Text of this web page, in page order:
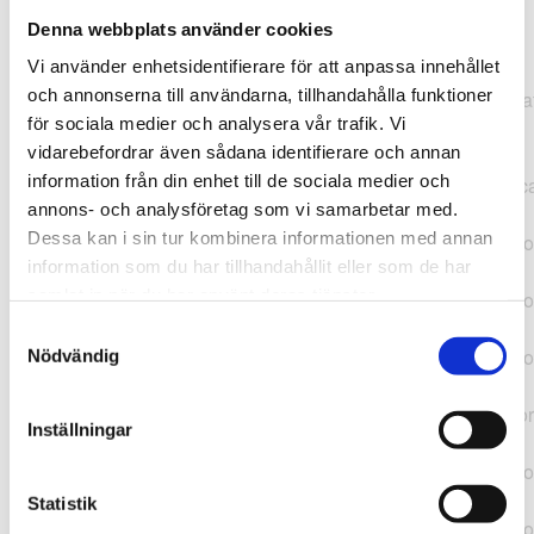
Denna webbplats använder cookies
Vi använder enhetsidentifierare för att anpassa innehållet
och annonserna till användarna, tillhandahålla funktioner
för sociala medier och analysera vår trafik. Vi
vidarebefordrar även sådana identifierare och annan
information från din enhet till de sociala medier och
annons- och analysföretag som vi samarbetar med.
Dessa kan i sin tur kombinera informationen med annan
information som du har tillhandahållit eller som de har
Nödvändig
Inställningar
Statistik
TypeError: "".concat(...).concat(...).replaceAll is not a
function at
https://webshop.pressbyran.se/_next/static/chunks/pages/
b1763451a2186f9e.js:1:11050 at Array.map
(<anonymous>) at K
(https://webshop.pressbyran.se/_next/static/chunks/pages/
b1763451a2186f9e.js:1:10836) at lk
(https://webshop.pressbyran.se/_next/static/chunks/
b241200379730ac0.js:1:129835) at i
(https://webshop.pressbyran.se/_next/static/chunks/
(https://webshop.pressbyran.se/_next/static/chunks/
https://webshop.pressbyran.se/_next/static/chunks/
b241200379730ac0.js:1:167872 at uI
(https://webshop.pressbyran.se/_next/static/chunks/
b241200379730ac0.js:1:167879) at uE
(https://webshop.pressbyran.se/_next/static/chunks/